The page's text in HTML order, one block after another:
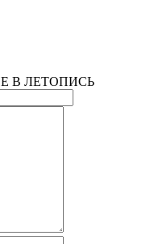
В ЛЕТОПИСЬ